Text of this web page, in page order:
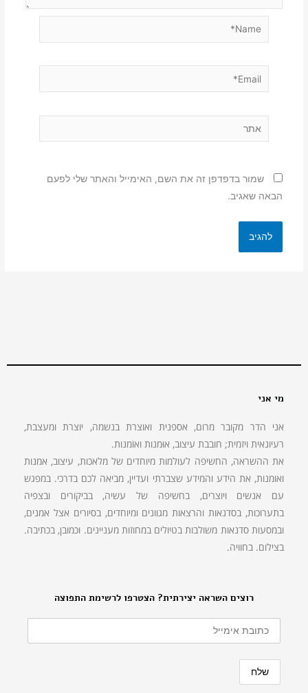
Email*
שמור בדפדפן זה את השם, האימייל והאתר שלי לפעם
הבאה שאגיב.
רוצים השראה יצירתית? הצטרפו לרשימת התפוצה
מי אני
אני הדר מקובר מרום, אספנית ואוצרת בנשמה, יוצרת ומעצבת,
רעיונאית ויזמית; חובבת עיצוב, אוּמנות ואוֹמנות.
את ההשראה, החשיפה לעולמות מיוחדים של מלאכות, עיצוב, אמנות
ואומנות, את הידע והמידע שצברתי ועדיין, מביאה לכם בדרכי. במפגש
עם אנשים ויוצרים, בחשיפה של עשיה, בביקורים ובצפיה
בתערוכות, בסדנאות והרצאות מגוונים ומיוחדים, בסיורים אצל אמנים,
ובמסעות סדנאות משולבות בטיולים במחוזות מעניינים. וכמובן, בכתיבה.
בצילום. בחוויה.